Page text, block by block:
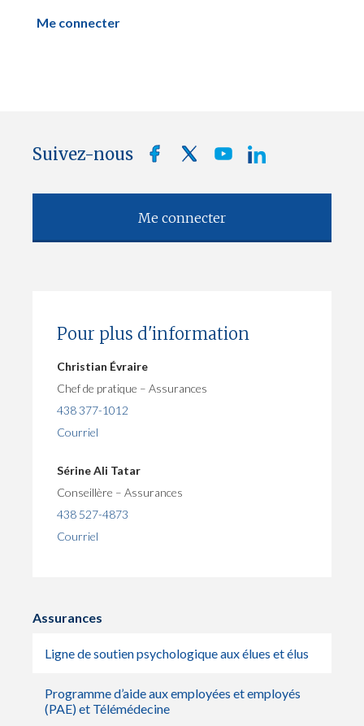
Me connecter
Suivez-nous
Me connecter
Pour plus d'information
Christian Évraire
Chef de pratique – Assurances
438 377-1012
Courriel
Sérine Ali Tatar
Conseillère – Assurances
438 527-4873
Courriel
Assurances
Ligne de soutien psychologique aux élues et élus
Programme d’aide aux employées et employés
(PAE) et Télémédecine